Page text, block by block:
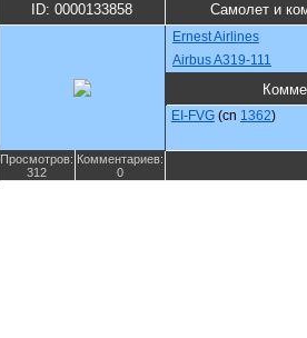
ID: 0000133858 Самолет и
Ernest Airlines
Airbus A319-111
EI-FVG (cn 1362)
Просмотров:
312
Комментариев:
0